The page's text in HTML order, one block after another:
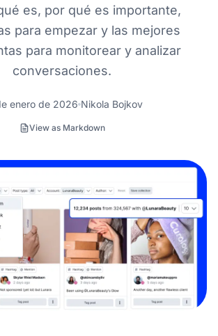
es, por qué es importante,
para empezar y las mejores
para monitorear y analizar
conversaciones.
enero de 2026 Nikola Bojkov
View as Markdown